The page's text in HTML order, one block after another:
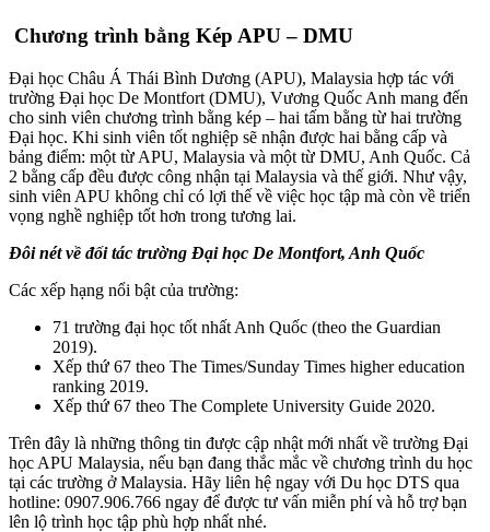
Chương trình bằng Kép APU – DMU
Đại học Châu Á Thái Bình Dương (APU), Malaysia hợp tác với
trường Đại học De ​​Montfort (DMU), Vương Quốc Anh mang đến
cho sinh viên chương trình bằng kép – hai tấm bằng từ hai trường
Đại học. Khi sinh viên tốt nghiệp sẽ nhận được hai bằng cấp và
bảng điểm: một từ APU, Malaysia và một từ DMU, ​​Anh Quốc. Cả
2 bằng cấp đều được công nhận tại Malaysia và thế giới. Như vậy,
sinh viên APU không chỉ có lợi thế về việc học tập mà còn về triển
vọng nghề nghiệp tốt hơn trong tương lai.
Đôi nét về đối tác trường Đại học De Montfort, Anh Quốc
Các xếp hạng nổi bật của trường:
71 trường đại học tốt nhất Anh Quốc (theo the Guardian
2019).
Xếp thứ 67 theo The Times/Sunday Times higher education
ranking 2019.
Xếp thứ 67 theo The Complete University Guide 2020.
Trên đây là những thông tin được cập nhật mới nhất về trường Đại
học APU Malaysia, nếu bạn đang thắc mắc về chương trình du học
tại các trường ở Malaysia. Hãy liên hệ ngay với Du học DTS qua
hotline: 0907.906.766 ngay để được tư vấn miễn phí và hỗ trợ bạn
lên lộ trình học tập phù hợp nhất nhé.